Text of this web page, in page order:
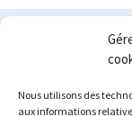
Nous utilisons des
aux informations
Le site en
:
nombreuses
internet à partir de